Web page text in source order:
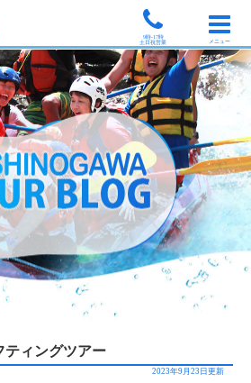
9時-17時
土日祝営業
メニュー
ティングツアー
2023年9月23日更新